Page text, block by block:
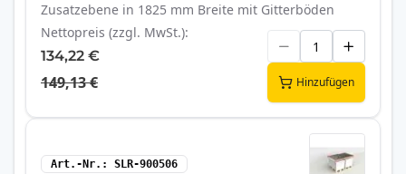
Zusatzebene in 1825 mm Breite mit Gitterböden
Nettopreis (zzgl. MwSt.)
134,22 €
149,13 € Hinzufügen
Art.-Nr. SLR-900506